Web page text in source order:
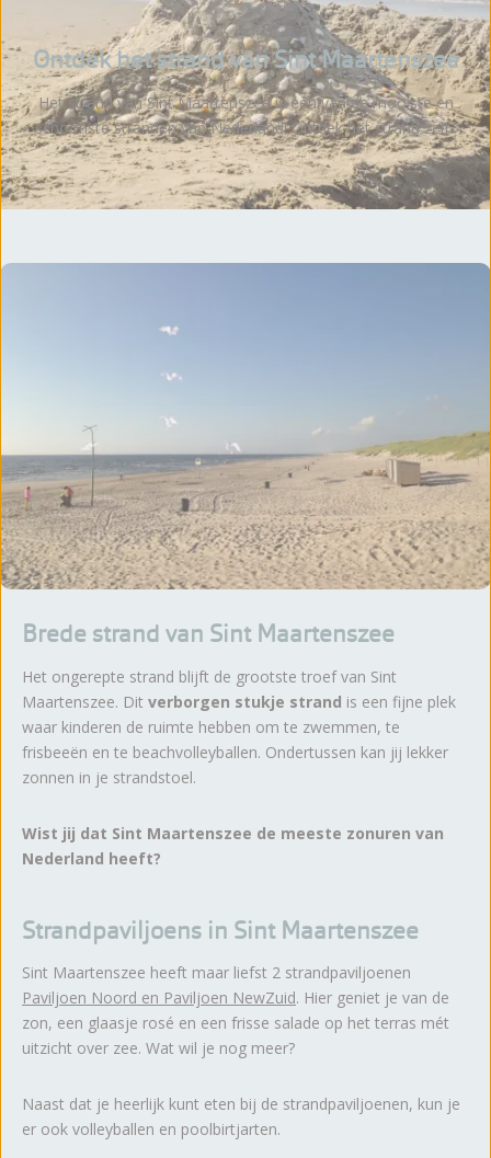
Ontdek het strand van Sint Maartenszee
Het strand van Sint Maartenszee is één van de mooiste en
schoonste stranden van Nederland! Ontdek het strand zelf.
Brede strand van Sint Maartenszee
Het ongerepte strand blijft de grootste troef van Sint
Maartenszee. Dit verborgen stukje strand is een fijne plek
waar kinderen de ruimte hebben om te zwemmen, te
frisbeeën en te beachvolleyballen. Ondertussen kan jij lekker
zonnen in je strandstoel.
Wist jij dat Sint Maartenszee de meeste zonuren van
Nederland heeft?
Strandpaviljoens in Sint Maartenszee
Sint Maartenszee heeft maar liefst 2 strandpaviljoenen
Paviljoen Noord en Paviljoen NewZuid. Hier geniet je van de
zon, een glaasje rosé en een frisse salade op het terras mét
uitzicht over zee. Wat wil je nog meer?
Naast dat je heerlijk kunt eten bij de strandpaviljoenen, kun je
er ook volleyballen en poolbirtjarten.